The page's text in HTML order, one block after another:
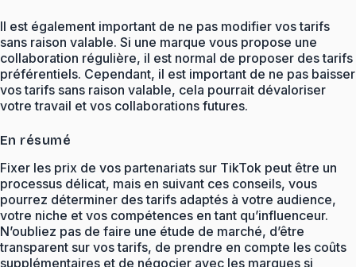
Il est également important de ne pas modifier vos tarifs
sans raison valable. Si une marque vous propose une
collaboration régulière, il est normal de proposer des tarifs
préférentiels. Cependant, il est important de ne pas baisser
vos tarifs sans raison valable, cela pourrait dévaloriser
votre travail et vos collaborations futures.
En résumé
Fixer les prix de vos partenariats sur TikTok peut être un
processus délicat, mais en suivant ces conseils, vous
pourrez déterminer des tarifs adaptés à votre audience,
votre niche et vos compétences en tant qu’influenceur.
N’oubliez pas de faire une étude de marché, d’être
transparent sur vos tarifs, de prendre en compte les coûts
supplémentaires et de négocier avec les marques si